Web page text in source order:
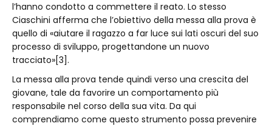
l’hanno condotto a commettere il reato. Lo stesso
Ciaschini afferma che l’obiettivo della messa alla prova è
quello di «aiutare il ragazzo a far luce sui lati oscuri del suo
processo di sviluppo, progettandone un nuovo
tracciato»[3].
La messa alla prova tende quindi verso una crescita del
giovane, tale da favorire un comportamento più
responsabile nel corso della sua vita. Da qui
comprendiamo come questo strumento possa prevenire